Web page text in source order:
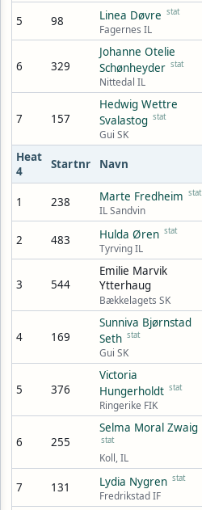
5 98 Linea Døvre stat
Fagernes IL
6 329
Johanne Otelie
Schønheyder stat
Nittedal IL
7 157
Hedwig Wettre
Svalastog stat
Gui SK
Heat
4
Startnr Navn
1 238 Marte Fredheim stat
IL Sandvin
2 483 Hulda Øren stat
Tyrving IL
3 544
Emilie Marvik
Ytterhaug
Bækkelagets SK
4 169
Sunniva Bjørnstad
Seth stat
Gui SK
5 376
Victoria
Hungerholdt stat
Ringerike FIK
6 255
Selma Moral Zwaig
stat
Koll, IL
7 131 Lydia Nygren stat
Fredrikstad IF